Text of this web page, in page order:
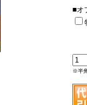
■オ
※半